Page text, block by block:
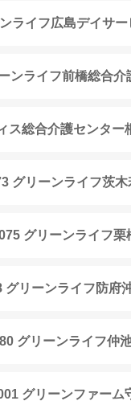
ライフ広島デイサ
ンライフ前橋総合介
ス総合介護センター
グリーンライフ茨木
グリーンライフ栗
グリーンライフ防府
グリーンライフ仲
グリーンファーム